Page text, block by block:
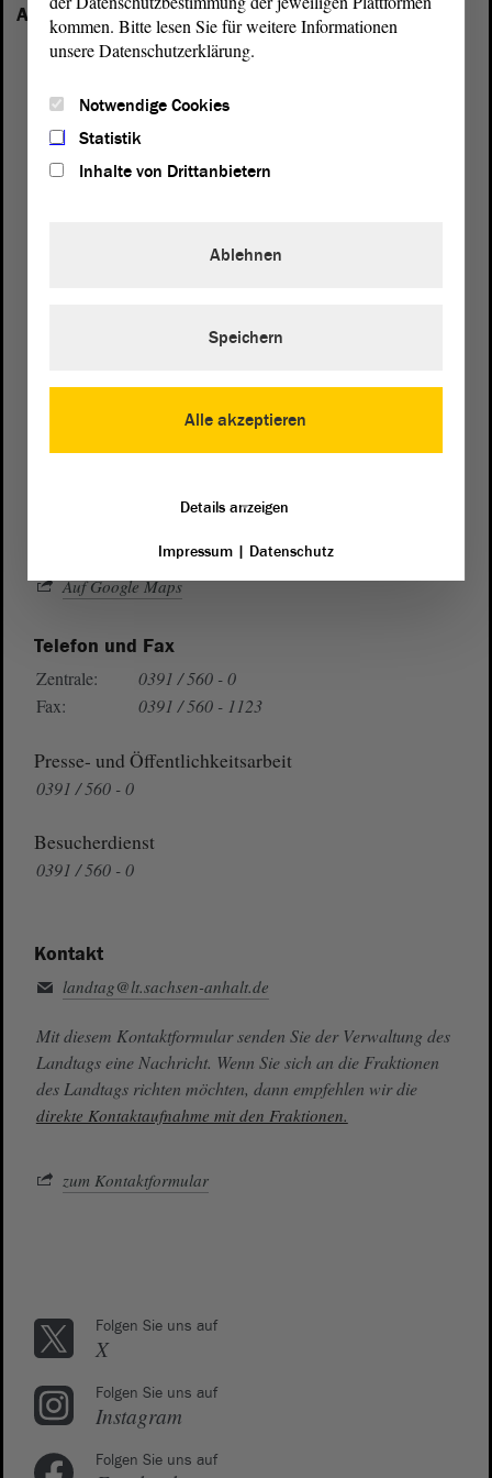
Anhalt vertreten:
Wegbeschreibung
Auf Google Maps
Telefon und Fax
Zentrale:
0391 / 560 - 0
Fax:
0391 / 560 - 1123
Presse- und Öffentlichkeitsarbeit
0391 / 560 - 0
Besucherdienst
0391 / 560 - 0
Kontakt
landtag@lt.sachsen-anhalt.de
Mit diesem Kontaktformular senden Sie der Verwaltung des
Landtags eine Nachricht. Wenn Sie sich an die Fraktionen
des Landtags richten möchten, dann empfehlen wir die
direkte Kontaktaufnahme mit den Fraktionen.
zum Kontaktformular
Folgen Sie uns auf
X
Folgen Sie uns auf
Instagram
Folgen Sie uns auf
kommen. Bitte lesen Sie für weitere Informationen
unsere Datenschutzerklärung.
Notwendige Cookies
Statistik
Inhalte von Drittanbietern
Alle akzeptieren
Ablehnen
Speichern
Details anzeigen
Impressum| Datenschutz